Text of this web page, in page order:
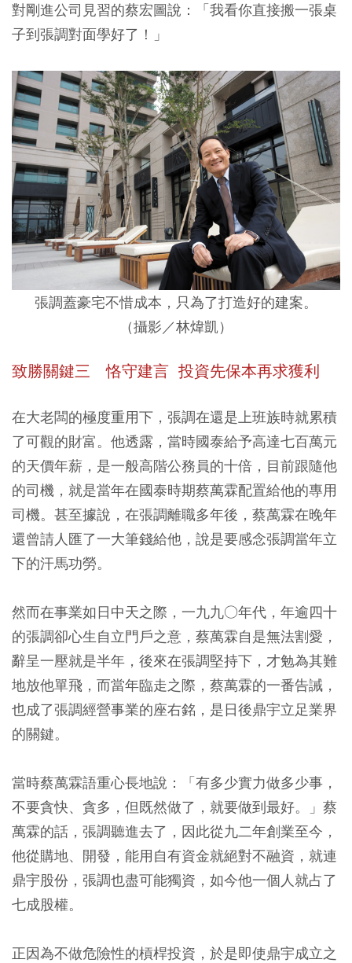
對剛進公司見習的蔡宏圖說：「我看你直接搬一張桌
子到張調對面學好了！」
張調蓋豪宅不惜成本，只為了打造好的建案。
（攝影／林煒凱）
致勝關鍵三 恪守建言 投資先保本再求獲利
在大老闆的極度重用下，張調在還是上班族時就累積
了可觀的財富。他透露，當時國泰給予高達七百萬元
的天價年薪，是一般高階公務員的十倍，目前跟隨他
的司機，就是當年在國泰時期蔡萬霖配置給他的專用
司機。甚至據說，在張調離職多年後，蔡萬霖在晚年
還曾請人匯了一大筆錢給他，說是要感念張調當年立
下的汗馬功勞。
然而在事業如日中天之際，一九九○年代，年逾四十
的張調卻心生自立門戶之意，蔡萬霖自是無法割愛，
辭呈一壓就是半年，後來在張調堅持下，才勉為其難
地放他單飛，而當年臨走之際，蔡萬霖的一番告誡，
也成了張調經營事業的座右銘，是日後鼎宇立足業界
的關鍵。
當時蔡萬霖語重心長地說：「有多少實力做多少事，
不要貪快、貪多，但既然做了，就要做到最好。」蔡
萬霖的話，張調聽進去了，因此從九二年創業至今，
他從購地、開發，能用自有資金就絕對不融資，就連
鼎宇股份，張調也盡可能獨資，如今他一個人就占了
七成股權。
正因為不做危險性的槓桿投資，於是即使鼎宇成立之